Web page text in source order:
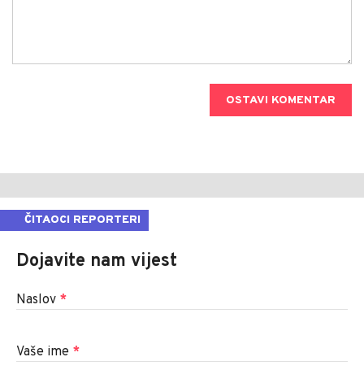
OSTAVI KOMENTAR
ČITAOCI REPORTERI
Dojavite nam vijest
Naslov *
Vaše ime *